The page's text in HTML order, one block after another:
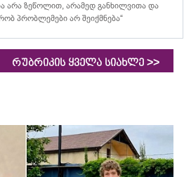
არა ზეწოლით, არამედ განხილვითა და
პრობლემები არ შეიქმნება“
რუბრიკის ყველა სიახლე >>